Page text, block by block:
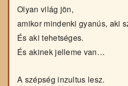
Olyan világ jön,
amikor mindenki gyanús, aki
És aki tehetséges.
És akinek jelleme van…
A szépség inzultus lesz.